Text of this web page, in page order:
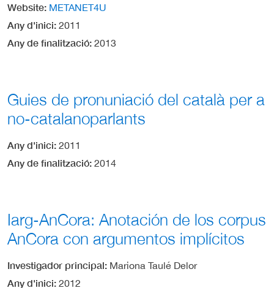
Website METANET4U
Any d'inici 2011
Any de finalització 2013
Guies de pronuniació del català per a
no-catalanoparlants
Any d'inici 2011
Any de finalització 2014
Iarg-AnCora: Anotación de los corpus
AnCora con argumentos implícitos
Investigador principal Mariona Taulé Delor
Any d'inici 2012